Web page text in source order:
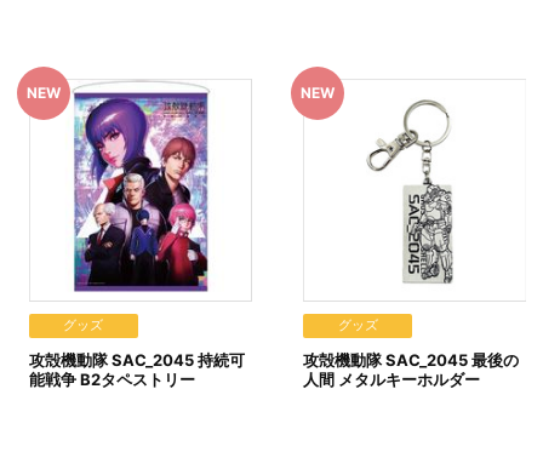
続きが行われなかった場合は、キャンセル扱いとして手続き
了承ください。
グッズ
攻殻機動隊 SAC_2045 持続可
能戦争 B2タペストリー
グッズ
攻殻機動隊 SAC_2045 最後の
人間 メタルキーホルダー